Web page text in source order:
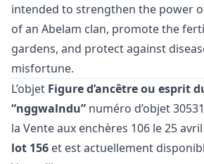
intended to strengthen the power
of an Abelam clan, promote the
gardens, and protect against
misfortune.
L’objet Figure d’ancêtre ou esprit
“nggwalndu” numéro d’objet
la Vente aux enchères 106 le 25
lot 156 et est actuellement